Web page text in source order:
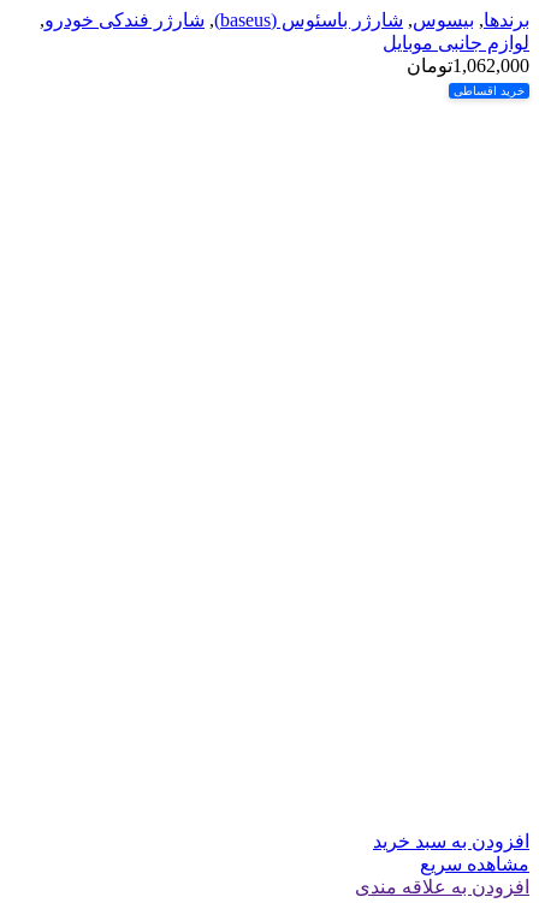
برندها, بیسوس, شارژر باسئوس (baseus) , شارژر فندکی خودرو,
لوازم جانبی موبایل
1,062,000تومان
خرید اقساطی
افزودن به سبد خرید
مشاهده سریع
افزودن به علاقه مندی